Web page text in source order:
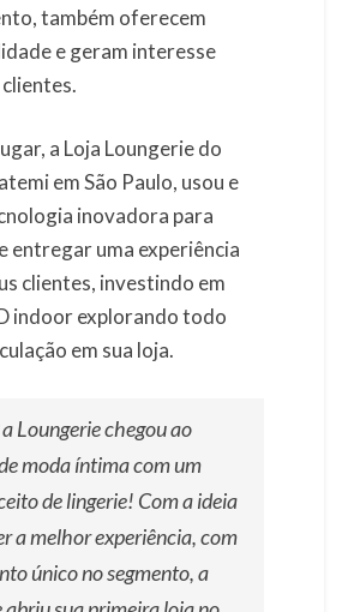
também oferecem
e geram interesse
a Loja Loungerie do
em São Paulo, usou e
inovadora para
entregar uma experiência
clientes, investindo em
indoor explorando todo
em sua loja.
Loungerie chegou ao
moda íntima com um
de lingerie! Com a ideia
a melhor experiência, com
único no segmento, a